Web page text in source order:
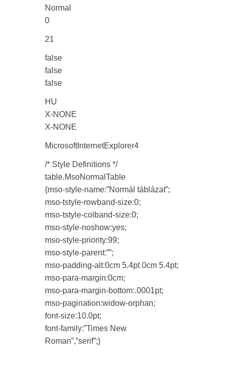
Normal
0
21
false
false
false
HU
X-NONE
X-NONE
MicrosoftInternetExplorer4
/* Style Definitions */
table.MsoNormalTable
{mso-style-name:”Normál táblázat”;
mso-tstyle-rowband-size:0;
mso-tstyle-colband-size:0;
mso-style-noshow:yes;
mso-style-priority:99;
mso-style-parent:””;
mso-padding-alt:0cm 5.4pt 0cm 5.4pt;
mso-para-margin:0cm;
mso-para-margin-bottom:.0001pt;
mso-pagination:widow-orphan;
font-size:10.0pt;
font-family:”Times New
Roman”,”serif”;}